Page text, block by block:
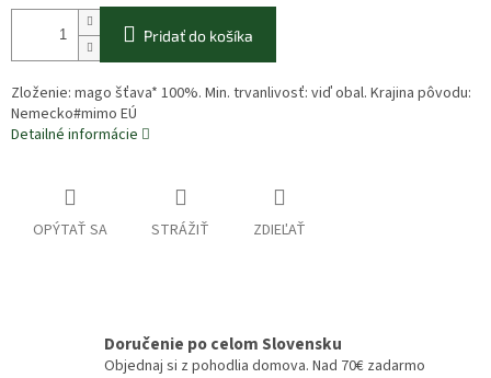
Pridať do košíka
Zloženie: mago šťava* 100%. Min. trvanlivosť: viď obal. Krajina pôvodu:
Nemecko#mimo EÚ
Detailné informácie
OPÝTAŤ SA STRÁŽIŤ ZDIEĽAŤ
Doručenie po celom Slovensku
Objednaj si z pohodlia domova. Nad 70€ zadarmo